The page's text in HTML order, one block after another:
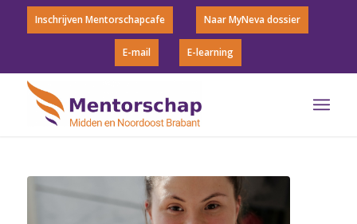
Inschrijven Mentorschapcafe Naar MyNeva dossier
E-mail E-learning